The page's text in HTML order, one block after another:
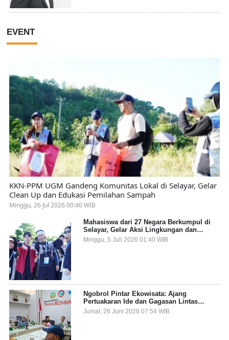
EVENT
KKN-PPM UGM Gandeng Komunitas Lokal di Selayar, Gelar
Clean Up dan Edukasi Pemilahan Sampah
Minggu, 26 Jul 2026 00:40 WIB
Mahasiswa dari 27 Negara Berkumpul di
Selayar, Gelar Aksi Lingkungan dan
Dalami Kearifan Lokal Bumi Tanadoang
Minggu, 5 Juli 2026 01:40 WIB
Ngobrol Pintar Ekowisata: Ajang
Pertuakaran Ide dan Gagasan Lintas
Sektor
Jumat, 26 Juni 2026 07:54 WIB